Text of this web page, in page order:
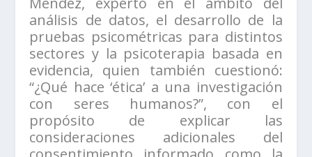
análisis de datos, el desarrollo de la
pruebas psicométricas para distintos
sectores y la psicoterapia basada en
evidencia, quien también cuestionó:
“¿Qué hace ‘ética’ a una investigación
con seres humanos?”, con el
propósito de explicar las
consideraciones adicionales del